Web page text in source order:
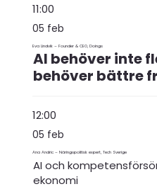
11:00
05 feb
Eva Lindvik – Founder & CEO, Doings
AI behöver inte
behöver bättre
12:00
05 feb
Ana Andric – Näringspolitisk expert, Tech Sverige
AI och
ekonomi